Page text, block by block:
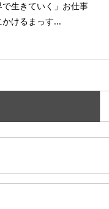
で生きていく」お仕事
かけるまっす...